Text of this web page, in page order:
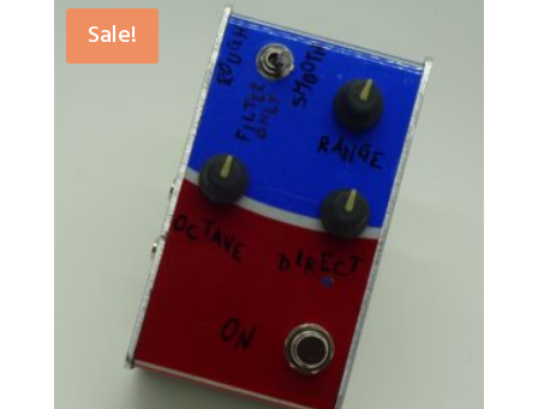
CHF 340.00. CHF 339.00.
Sale!